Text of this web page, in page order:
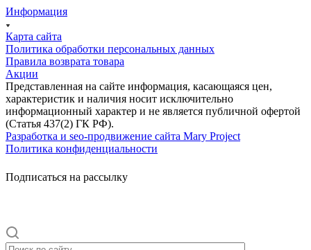
Информация
Карта сайта
Политика обработки персональных данных
Правила возврата товара
Акции
Представленная на сайте информация, касающаяся цен,
характеристик и наличия носит исключительно
информационный характер и не является публичной офертой
(Статья 437(2) ГК РФ).
Разработка и seo-продвижение сайта Mary Project
Политика конфиденциальности
Подписаться на рассылку